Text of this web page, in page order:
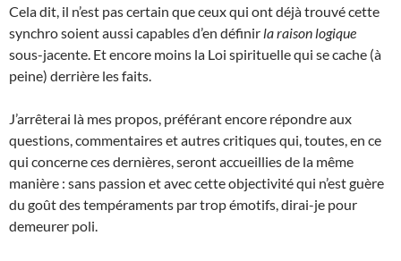
Cela dit, il n’est pas certain que ceux qui ont déjà trouvé cette
synchro soient aussi capables d’en définir la raison logique
sous-jacente. Et encore moins la Loi spirituelle qui se cache (à
peine) derrière les faits.
J’arrêterai là mes propos, préférant encore répondre aux
questions, commentaires et autres critiques qui, toutes, en ce
qui concerne ces dernières, seront accueillies de la même
manière : sans passion et avec cette objectivité qui n’est guère
du goût des tempéraments par trop émotifs, dirai-je pour
demeurer poli.